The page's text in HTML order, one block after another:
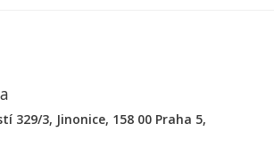
329/3, Jinonice, 158 00 Praha 5,